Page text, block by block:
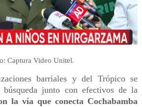
Captura Video Unitel.
barriales y del Trópico se
junto con efectivos de la
la vía que conecta Cochabamba